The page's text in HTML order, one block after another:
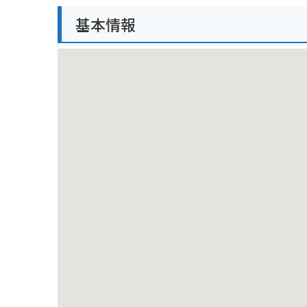
で、ツーリングの休憩にも最適です。
基本情報